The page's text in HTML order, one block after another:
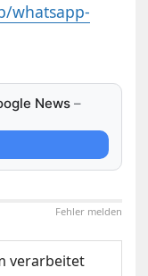
whatsapp-
News –
Fehler melden
verarbeitet